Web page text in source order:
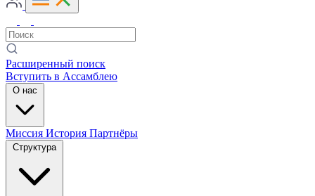
Расширенный поиск
Вступить в Ассамблею
О нас
Миссия История Партнёры
Структура